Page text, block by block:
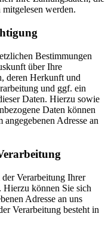
werden.
Bestimmungen
über Ihre
deren Herkunft und
und ggf. ein
Daten. Hierzu sowie
Daten können
Adresse an
Verarbeitung Ihrer
Hierzu können Sie sich
Adresse an uns
Verarbeitung besteht in